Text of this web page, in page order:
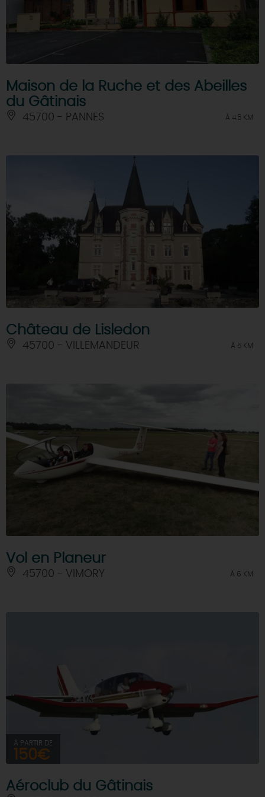
Maison de la Ruche et des Abeilles
du Gâtinais
45700 - PANNES À 4.5 KM
Château de Lisledon
45700 - VILLEMANDEUR À 5 KM
Vol en Planeur
45700 - VIMORY À 6 KM
À PARTIR DE
150€
Aéroclub du Gâtinais